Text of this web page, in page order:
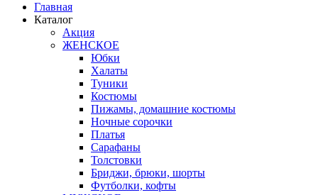
Главная
Каталог
Акция
ЖЕНСКОЕ
Юбки
Халаты
Туники
Костюмы
Пижамы, домашние костюмы
Ночные сорочки
Платья
Сарафаны
Толстовки
Бриджи, брюки, шорты
Футболки, кофты